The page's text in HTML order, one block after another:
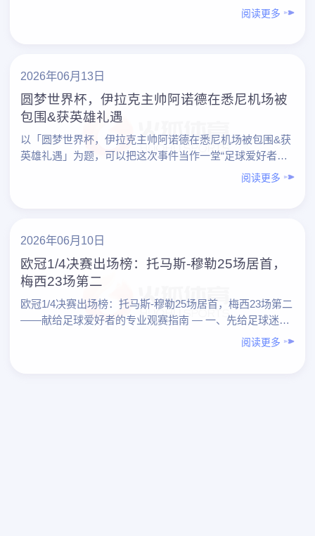
赛，看懂「世界杯热情」的专业要素 波切蒂诺在美国
阅读更多
2026年06月13日
圆梦世界杯，伊拉克主帅阿诺德在悉尼机场被
包围&获英雄礼遇
以「圆梦世界杯，伊拉克主帅阿诺德在悉尼机场被包围&获
英雄礼遇」为题，可以把这次事件当作一堂“足球爱好者专
业进阶课”：既是对一段励志故事的梳理，也是对如何科
阅读更多
2026年06月10日
欧冠1/4决赛出场榜：托马斯-穆勒25场居首，
梅西23场第二
欧冠1/4决赛出场榜：托马斯-穆勒25场居首，梅西23场第二
——献给足球爱好者的专业观赛指南 — 一、先给足球迷的
总结结论 1. 从一项数据看本质： “欧冠1/4决赛出场榜……
阅读更多